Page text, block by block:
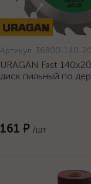
Артикул: 36800-140-
URAGAN Fast
диск пильный по
161 ₽ /шт